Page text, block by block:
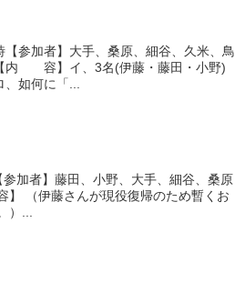
参加者】大手、桑原、細谷、久米、鳥
内 容】イ、3名(伊藤・藤田・小野)
、如何に「...
加者】藤田、小野、大手、細谷、桑原
（伊藤さんが現役復帰のため暫くお
）...